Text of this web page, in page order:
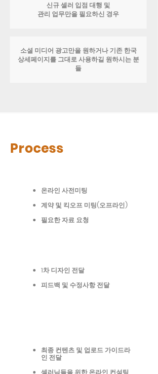
신규 셀러 입점 대행 및
관리 업무만을 필요하신 경우
소셜 미디어 광고만을 원하거나 기존 한국
상세페이지를 그대로 사용하길 원하시는 분
들
Process
온라인 사전미팅
계약 및 킥오프 미팅(오프라인)
​필요한 자료 요청
1차 디자인 전달
​피드백 및 수정사항 전달
최종 컨텐츠 및 업로드 가이드라
인 전달